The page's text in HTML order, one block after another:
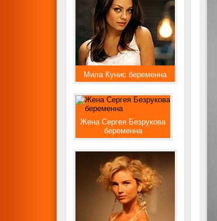
Мила Кунис беременна
Жена Сергея Безрукова
беременна